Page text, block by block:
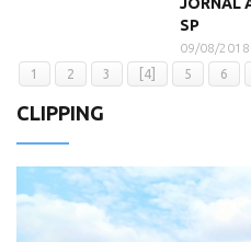
SP
09/08/2018
1
2 3 [4] 5 6
CLIPPING